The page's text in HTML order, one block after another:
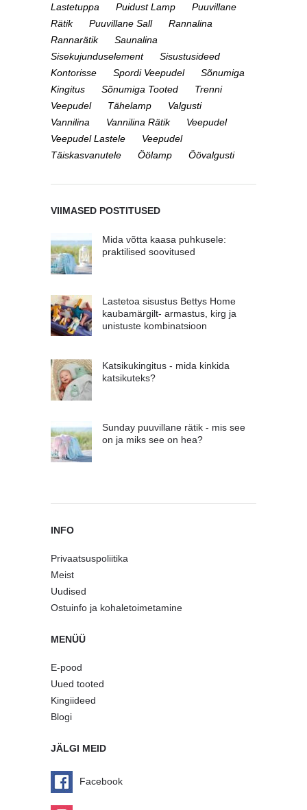
Lastetuppa
Puidust Lamp
Puuvillane
Rätik
Puuvillane Sall
Rannalina
Rannarätik
Saunalina
Sisekujunduselement
Sisustusideed
Kontorisse
Spordi Veepudel
Sõnumiga
Kingitus
Sõnumiga Tooted
Trenni
Veepudel
Tähelamp
Valgusti
Vannilina
Vannilina Rätik
Veepudel
Veepudel Lastele
Veepudel
Täiskasvanutele
Öölamp Öövalgusti
VIIMASED POSTITUSED
Mida võtta kaasa puhkusele:
praktilised soovitused
Lastetoa sisustus Bettys Home
kaubamärgilt- armastus, kirg ja
unistuste kombinatsioon
Katsikukingitus - mida kinkida
katsikuteks?
Sunday puuvillane rätik - mis see
on ja miks see on hea?
INFO
Privaatsuspoliitika
Meist
Uudised
Ostuinfo ja kohaletoimetamine
MENÜÜ
E-pood
Uued tooted
Kingiideed
Blogi
JÄLGI MEID
Facebook